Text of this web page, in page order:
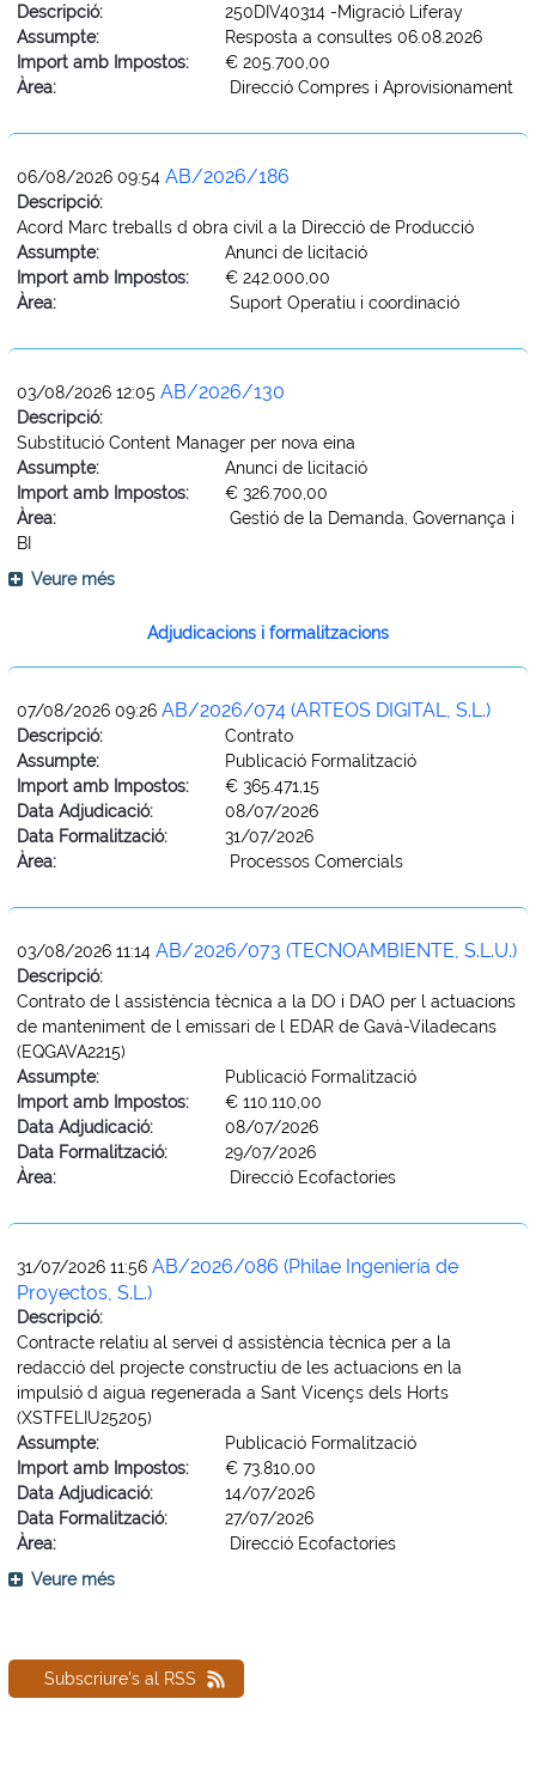
Descripció:
250DIV40314 -Migració Liferay
Assumpte:
Resposta a consultes 06.08.2026
Import amb Impostos:
€ 205.700,00
Àrea:
Direcció Compres i Aprovisionament
06/08/2026 09:54 AB/2026/186
Descripció:
Acord Marc treballs d obra civil a la Direcció de Producció
Assumpte:
Anunci de licitació
Import amb Impostos:
€ 242.000,00
Àrea:
Suport Operatiu i coordinació
03/08/2026 12:05 AB/2026/130
Descripció:
Substitució Content Manager per nova eina
Assumpte:
Anunci de licitació
Import amb Impostos:
€ 326.700,00
Àrea:
Gestió de la Demanda, Governança i
BI
Veure més
Adjudicacions i formalitzacions
07/08/2026 09:26 AB/2026/074 (ARTEOS DIGITAL, S.L.)
Descripció:
Contrato
Assumpte:
Publicació Formalització
Import amb Impostos:
€ 365.471,15
Data Adjudicació:
08/07/2026
Data Formalització:
31/07/2026
Àrea:
Processos Comercials
03/08/2026 11:14 AB/2026/073 (TECNOAMBIENTE, S.L.U.)
Descripció:
Contrato de l assistència tècnica a la DO i DAO per l actuacions
de manteniment de l emissari de l EDAR de Gavà-Viladecans
(EQGAVA2215)
Assumpte:
Publicació Formalització
Import amb Impostos:
€ 110.110,00
Data Adjudicació:
08/07/2026
Data Formalització:
29/07/2026
Àrea:
Direcció Ecofactories
31/07/2026 11:56 AB/2026/086 (Philae Ingeniería de
Proyectos, S.L.)
Descripció:
Contracte relatiu al servei d assistència tècnica per a la
redacció del projecte constructiu de les actuacions en la
impulsió d aigua regenerada a Sant Vicençs dels Horts
(XSTFELIU25205)
Assumpte:
Publicació Formalització
Import amb Impostos:
€ 73.810,00
Data Adjudicació:
14/07/2026
Data Formalització:
27/07/2026
Àrea:
Direcció Ecofactories
Veure més
Subscriure's al RSS